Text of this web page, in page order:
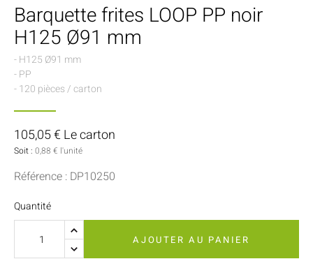
Barquette frites LOOP PP noir
H125 Ø91 mm
- H125 Ø91 mm
- PP
- 120 pièces / carton
105,05 € Le carton
Soit : 0,88 € l'unité
Référence : DP10250
Quantité
AJOUTER AU PANIER